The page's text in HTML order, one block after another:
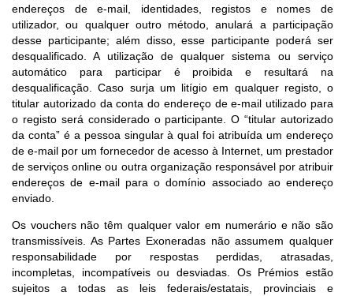
endereços de e-mail, identidades, registos e nomes de
utilizador, ou qualquer outro método, anulará a participação
desse participante; além disso, esse participante poderá ser
desqualificado. A utilização de qualquer sistema ou serviço
automático para participar é proibida e resultará na
desqualificação. Caso surja um litígio em qualquer registo, o
titular autorizado da conta do endereço de e-mail utilizado para
o registo será considerado o participante. O “titular autorizado
da conta” é a pessoa singular à qual foi atribuída um endereço
de e-mail por um fornecedor de acesso à Internet, um prestador
de serviços online ou outra organização responsável por atribuir
endereços de e-mail para o domínio associado ao endereço
enviado.
Os vouchers não têm qualquer valor em numerário e não são
transmissíveis. As Partes Exoneradas não assumem qualquer
responsabilidade por respostas perdidas, atrasadas,
incompletas, incompatíveis ou desviadas. Os Prémios estão
sujeitos a todas as leis federais/estatais, provinciais e